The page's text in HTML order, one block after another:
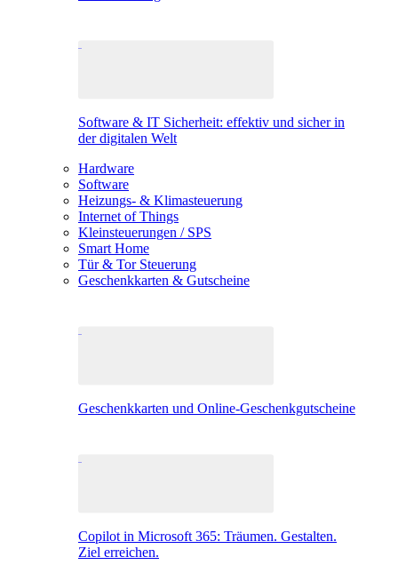
Software & IT Sicherheit: effektiv und sicher in
der digitalen Welt
Hardware
Software
Heizungs- & Klimasteuerung
Internet of Things
Kleinsteuerungen / SPS
Smart Home
Tür & Tor Steuerung
Geschenkkarten & Gutscheine
Geschenkkarten und Online-Geschenkgutscheine
Copilot in Microsoft 365: Träumen. Gestalten.
Ziel erreichen.